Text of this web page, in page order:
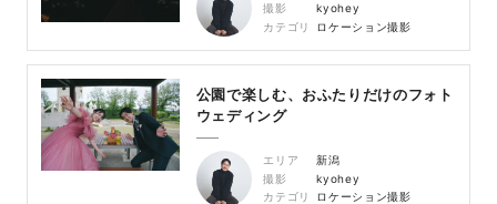
撮影
kyohey
カテゴリ
ロケーション撮影
公園で楽しむ、おふたりだけのフォト
ウェディング
エリア
新潟
撮影
kyohey
カテゴリ
ロケーション撮影